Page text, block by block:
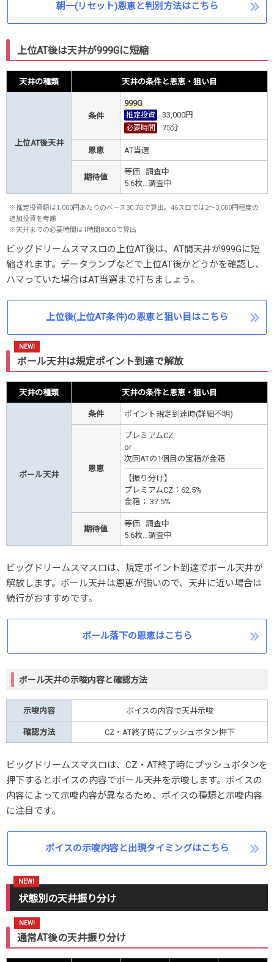
朝一(リセット)恩恵と判別方法はこちら
上位AT後は天井が999Gに短縮
天井の種類 天井の条件と恩恵・狙い目
上位AT後天井
条件
999G
推定投資 33,000円
必要時間 75分
恩恵 AT当選
期待値
等価…調査中
5.6枚…調査中
※推定投資額は1,000円あたりのベース30.7Gで算出。46スロでは2～3,000円程度の
追加投資を考慮
※天井までの必要時間は1時間800Gで算出
ビッグドリームスマスロの上位AT後は、AT間天井が999Gに短
縮されます。データランプなどで上位AT後かどうかを確認し、
ハマっていた場合はAT当選まで打ちましょう。
上位後(上位AT条件)の恩恵と狙い目はこちら
ボール天井は規定ポイント到達で解放
天井の種類 天井の条件と恩恵・狙い目
ボール天井
条件 ポイント規定到達時(詳細不明)
恩恵
プレミアムCZ
or
次回ATの1個目の宝箱が金箱
【振り分け】
プレミアムCZ：62.5%
金箱： 37.5%
期待値
等価…調査中
5.6枚 …調査中
ビッグドリームスマスロは、規定ポイント到達でボール天井が
解放します。ボール天井は恩恵が強いので、天井に近い場合は
続行がおすすめです。
ボール落下の恩恵はこちら
ボール天井の示唆内容と確認方法
示唆内容 ボイスの内容で天井示唆
確認方法 CZ・AT終了時にプッシュボタン押下
ビッグドリームスマスロは、CZ・AT終了時にプッシュボタンを
押下するとボイスの内容でボール天井を示唆します。ボイスの
内容によって示唆内容が異なるため、ボイスの種類と示唆内容
に注目です。
ボイスの示唆内容と出現タイミングはこちら
状態別の天井振り分け
通常AT後の天井振り分け